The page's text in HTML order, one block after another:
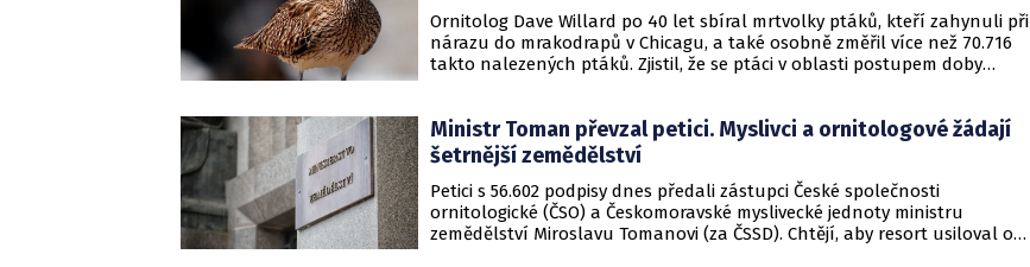
Ornitolog Dave Willard po 40 let sbíral mrtvolky ptáků, kteří zahynuli při
nárazu do mrakodrapů v Chicagu, a také osobně změřil více než 70.716
takto nalezených ptáků. Zjistil, že se ptáci v oblasti postupem doby
zvětšuje rozpětí křídel.
Ministr Toman převzal petici. Myslivci a ornitologové žádají
šetrnější zemědělství
Petici s 56.602 podpisy dnes předali zástupci České společnosti
ornitologické (ČSO) a Českomoravské myslivecké jednoty ministru
zemědělství Miroslavu Tomanovi (za ČSSD). Chtějí, aby resort usiloval o